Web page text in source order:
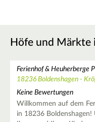
Höfe und Märkte
Ferienhof & Heuherberge
18236 Boldenshagen -
Keine Bewertungen
Willkommen auf dem
in 18236